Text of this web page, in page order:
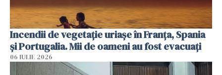
Incendii de vegetație uriașe în Franța, Spania
și Portugalia. Mii de oameni au fost evacuați
06 IULIE 2026